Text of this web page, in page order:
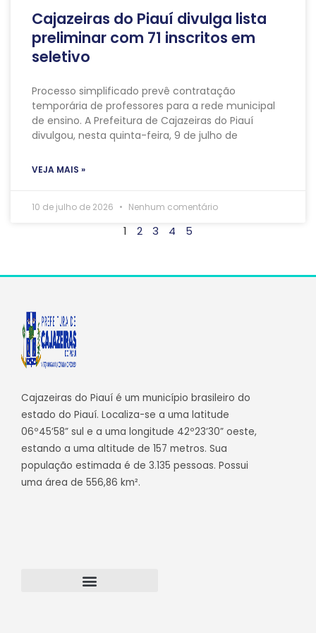
Cajazeiras do Piauí divulga lista
preliminar com 71 inscritos em
seletivo
Processo simplificado prevê contratação
temporária de professores para a rede municipal
de ensino. A Prefeitura de Cajazeiras do Piauí
divulgou, nesta quinta-feira, 9 de julho de
VEJA MAIS »
10 de julho de 2026 Nenhum comentário
1 2 3 4 5
Cajazeiras do Piauí é um município brasileiro do
estado do Piauí. Localiza-se a uma latitude
06º45’58” sul e a uma longitude 42º23’30” oeste,
estando a uma altitude de 157 metros. Sua
população estimada é de 3.135 pessoas. Possui
uma área de 556,86 km².